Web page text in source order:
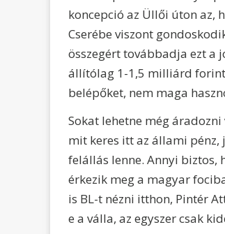
koncepció az Üllői úton az,
Cserébe viszont
összegért továbbadja ezt a
állítólag 1-1,5 milliárd
belépőket, nem maga
Sokat lehetne még
mit keres itt az állami pénz,
felállás lenne. Annyi biztos,
érkezik meg a magyar
is BL-t nézni itthon, Pintér
e a válla, az egyszer csak